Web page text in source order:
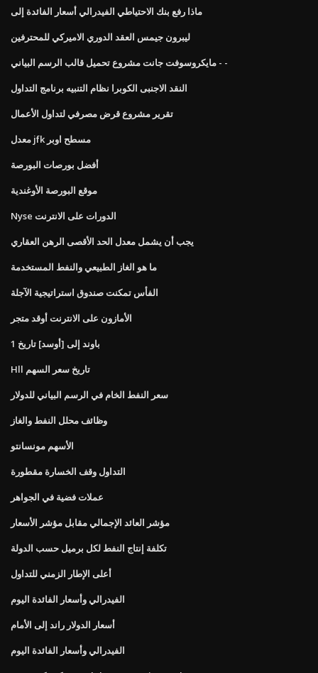
ماذا رفع بنك الاحتياطي الفيدرالي أسعار الفائدة إلى
ليبرون جيمس العقد الدوري الاميركي للمحترفين
مايكروسوفت جانت مشروع تحميل قالب الرسم البياني - -
النقد الاجنبى الكوبرا نظام التنبيه برنامج التداول
تقرير مشروع قرض مصرفي لتداول الأعمال
معدل jfk مسطح اوبر
أفضل بورصات البورصة
موقع البورصة الأوغندية
Nyse الدورات على الانترنت
يجب أن يشمل معدل الحد الأقصى الرهن العقاري
ما هو الغاز الطبيعي والنفط المستخدمة
الفأس تمكنت صندوق استراتيجية الآجلة
الأمازون على الانترنت أوقد متجر
1 باوند إلى [أوسد] تاريخ
Hll تاريخ سعر السهم
سعر النفط الخام في الرسم البياني للدولار
وظائف محلل النفط والغاز
الأسهم مونسانتو
التداول وقف الخسارة مقطورة
عملات فضية في الجواهر
مؤشر العائد الإجمالي مقابل مؤشر الأسعار
تكلفة إنتاج النفط لكل برميل حسب الدولة
أعلى الإطار الزمني للتداول
الفيدرالي وأسعار الفائدة اليوم
أسعار الدولار راند إلى الأمام
الفيدرالي وأسعار الفائدة اليوم